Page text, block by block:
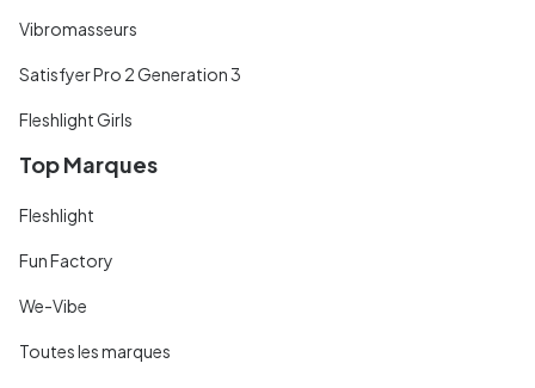
Vibromasseurs
Satisfyer Pro 2 Generation 3
Fleshlight Girls
Top Marques
Fleshlight
Fun Factory
We-Vibe
Toutes les marques